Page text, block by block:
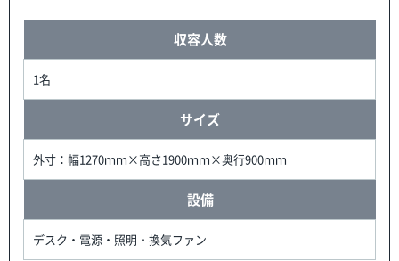
収容人数
1名
サイズ
外寸：幅1270ｍｍ×高さ1900ｍｍ×奥行900ｍｍ
設備
デスク・電源・照明・換気ファン